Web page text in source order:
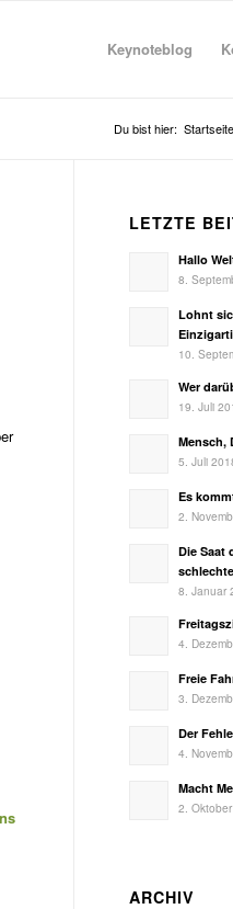
Keynoteblog
Du bist hier: Startseite
LETZTE
Hallo
8.
Lohnt
10.
Wer
19. Juli
Mensch,
5. Juli
Es
2.
Die Saat
8. Januar
4.
Freie
3.
Der
4.
Macht
2.
ARCHIV